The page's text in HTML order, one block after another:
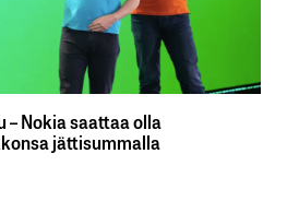
Nokia saattaa olla
jättisummalla